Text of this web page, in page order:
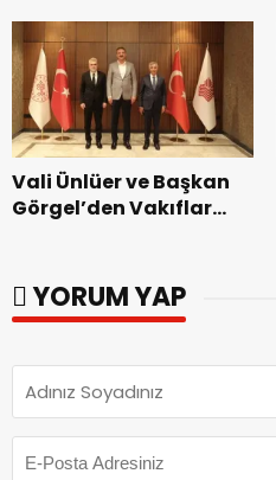
dönemin ön kayıtları
başladı.
Vali Ünlüer ve Başkan
Görgel’den Vakıflar
YORUM YAP